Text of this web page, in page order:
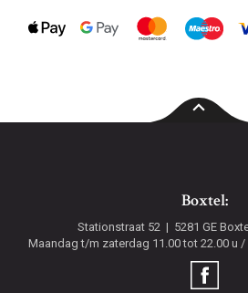
Boxtel:
Stationstraat 52 5281 GE
Maandag t/m zaterdag 11.00 tot 22.00 u /